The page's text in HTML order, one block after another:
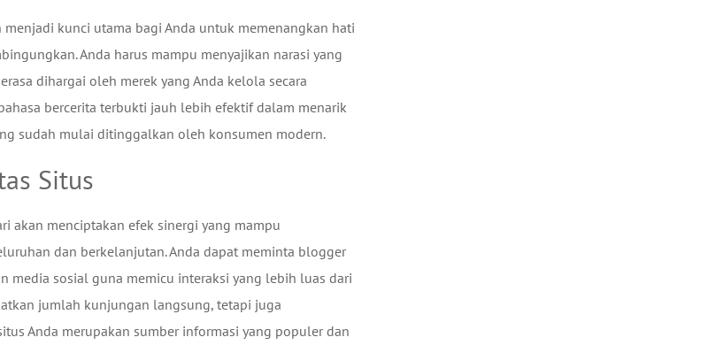
kunci utama bagi Anda untuk memenangkan hati
Anda harus mampu menyajikan narasi yang
dihargai oleh merek yang Anda kelola secara
bercerita terbukti jauh lebih efektif dalam menarik
sudah mulai ditinggalkan oleh konsumen modern.
Situs
akan menciptakan efek sinergi yang mampu
dan berkelanjutan. Anda dapat meminta blogger
media sosial guna memicu interaksi yang lebih luas dari
jumlah kunjungan langsung, tetapi juga
Anda merupakan sumber informasi yang populer dan